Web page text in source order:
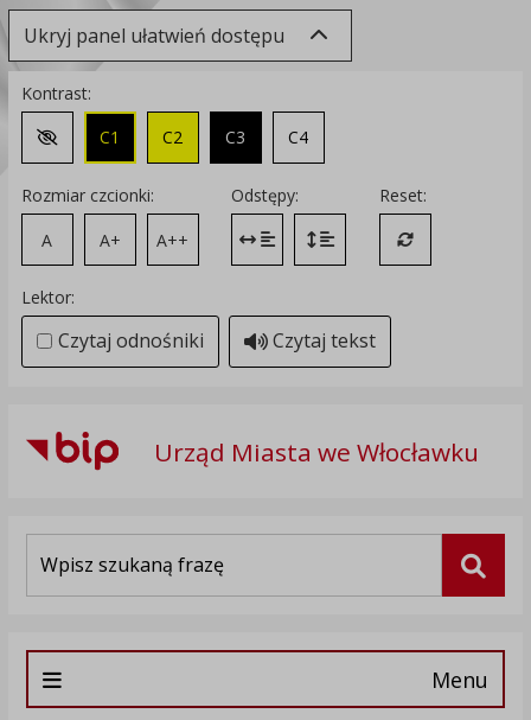
Ukryj panel ułatwień dostępu
Kontrast:
Zmień kontrast na domyślny
C1 C2 C3 C4
Rozmiar czcionki:
A
A+ A++
Odstępy:
Zmień odstęp między literami
Zmień interlinię i margines
Reset:
Przywróć
Lektor:
Czytaj odnośniki Czytaj tekst
Urząd Miasta we Włocławku
Menu